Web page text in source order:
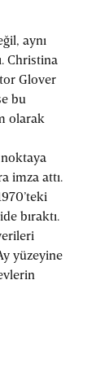
aynı
Christina
Glover
bu
olarak
imza attı.
bıraktı.
yüzeyine